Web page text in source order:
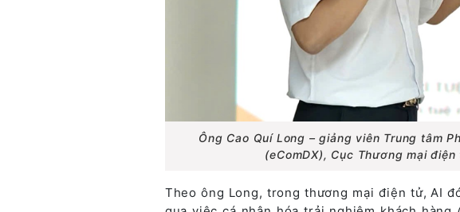
Ông Cao Quí Long – giảng viên Trung tâm
(eComDX), Cục Thương mại
Theo ông Long, trong thương mại điện tử, AI